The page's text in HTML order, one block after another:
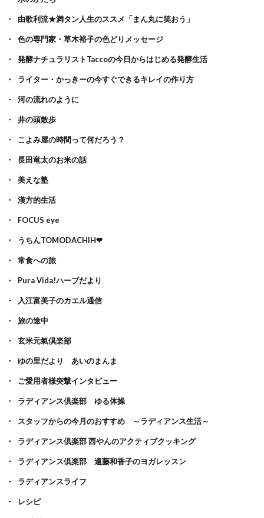
由歌利流★満タン人生のススメ「まん丸に笑おう」
色の専門家・草木裕子の色どりメッセージ
発酵ナチュラリストTaccoの今日からはじめる発酵生活
ライター・かっきーの今すぐできるキレイの作り方
河の流れのように
井の頭散歩
こよみ屋の時間って何だろう？
長田竜太のお米の話
美えな塾
漢方的生活
FOCUS eye
うちんTOMODACHIH❤
常食への旅
Pura Vida!ハーブだより
入江富美子のカエル通信
旅の途中
玄米元氣倶楽部
ゆの里だより あいのまんま
ご愛用者様突撃インタビュー
ラディアンス倶楽部 ゆる体操
スタッフからの今月のおすすめ ～ラディアンス生活～
ラディアンス倶楽部 西やんのアクティブクッキング
ラディアンス倶楽部 遠藤和香子のヨガレッスン
ラディアンスライフ
レシピ